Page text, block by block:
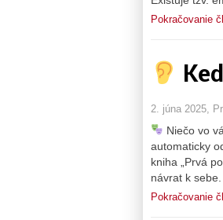
Pokračovanie
2. júna 2025,
Niečo vo
automaticky
kniha „Prvá
návrat k sebe.
Pokračovanie